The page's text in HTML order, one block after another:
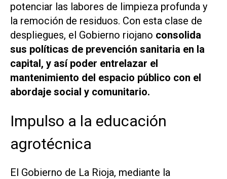
potenciar las labores de limpieza profunda y
la remoción de residuos. Con esta clase de
despliegues, el Gobierno riojano consolida
sus políticas de prevención sanitaria en la
capital, y así poder entrelazar el
mantenimiento del espacio público con el
abordaje social y comunitario.
Impulso a la educación
agrotécnica
El Gobierno de La Rioja, mediante la